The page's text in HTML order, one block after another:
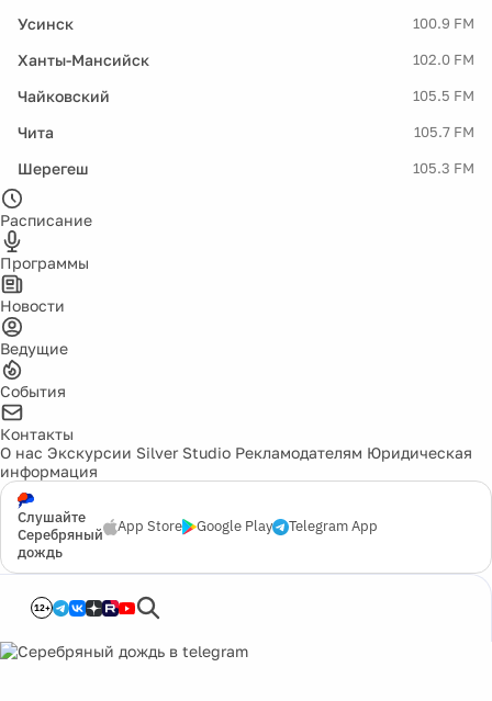
Усинск 100.9 FM
Ханты-Мансийск 102.0 FM
Чайковский 105.5 FM
Чита 105.7 FM
Шерегеш 105.3 FM
Расписание
Программы
Новости
Ведущие
События
Контакты
О нас Экскурсии Silver Studio Рекламодателям Юридическая
информация
Слушайте
Серебряный
дождь
App Store Google Play Telegram App
12+